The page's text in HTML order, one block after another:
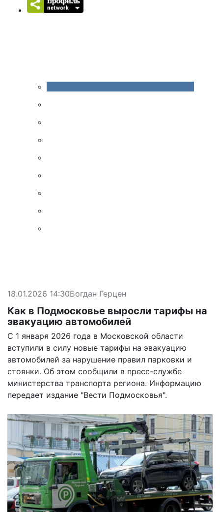
18.01.2026 14:30Богдан Герцен
Как в Подмосковье выросли тарифы на
эвакуацию автомобилей
С 1 января 2026 года в Московской области
вступили в силу новые тарифы на эвакуацию
автомобилей за нарушение правил парковки и
стоянки. Об этом сообщили в пресс-службе
министерства транспорта региона. Информацию
передает издание "Вести Подмосковья".